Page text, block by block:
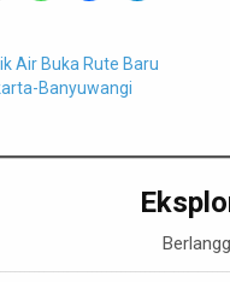
Air Buka Rute Baru
Banyuwangi
Anda...